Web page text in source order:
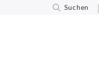
Suchen